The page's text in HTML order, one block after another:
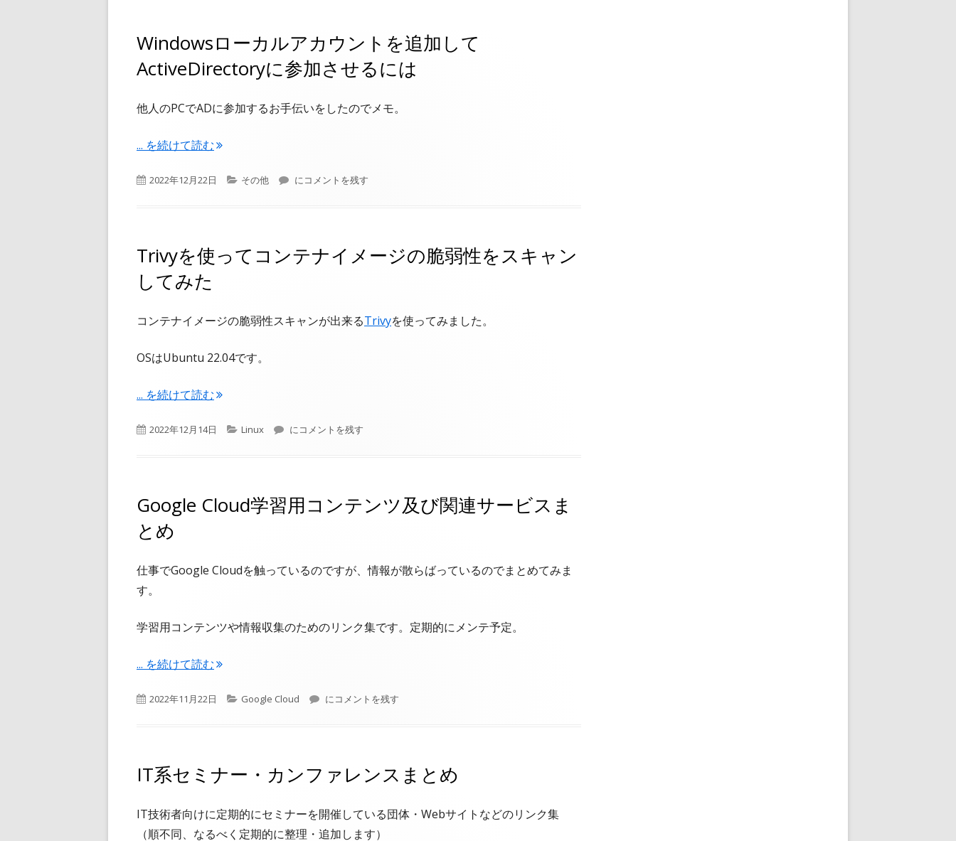
Windowsローカルアカウントを追加して
ActiveDirectoryに参加させるには
他人のPCでADに参加するお手伝いをしたのでメモ。
... "Windowsローカルアカウントを追加してActiveDirectoryに参加させるには"
を続けて読む
公
2022年12月22日
カ
その他 Windowsローカルアカウントを追加してActiveDirectoryに参加させるには
にコメントを残す
Trivyを使ってコンテナイメージの脆弱性をスキャン
してみた
コンテナイメージの脆弱性スキャンが出来るTrivyを使ってみました。
OSはUbuntu 22.04です。
... "Trivyを使ってコンテナイメージの脆弱性をスキャンしてみた"
を続けて読む
公
2022年12月14日
カ
Linux Trivyを使ってコンテナイメージの脆弱性をスキャンしてみた
にコメントを残す
Google Cloud学習用コンテンツ及び関連サービスま
とめ
仕事でGoogle Cloudを触っているのですが、情報が散らばっているのでまとめてみま
す。
学習用コンテンツや情報収集のためのリンク集です。定期的にメンテ予定。
... "Google Cloud学習用コンテンツ及び関連サービスまとめ"
を続けて読む
公
2022年11月22日
カ
Google Cloud Google Cloud学習用コンテンツ及び関連サービスまとめ
にコメントを残す
IT系セミナー・カンファレンスまとめ
IT技術者向けに定期的にセミナーを開催している団体・Webサイトなどのリンク集
（順不同、なるべく定期的に整理・追加します）